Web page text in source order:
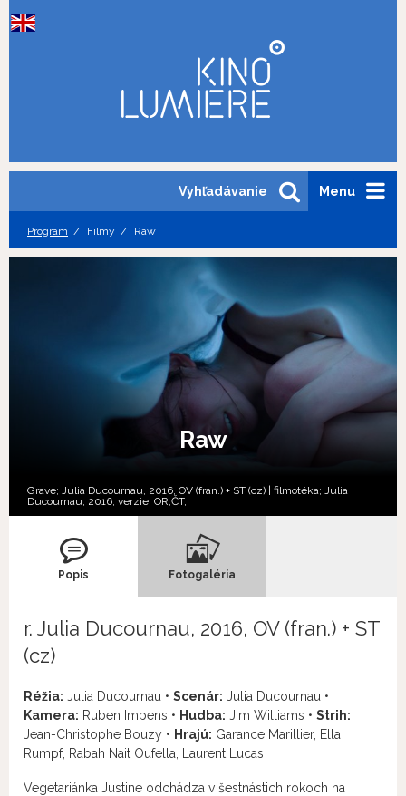
Menu
Vyhľadávanie
Program Filmy Raw
Raw
Grave; Julia Ducournau, 2016, OV (fran.) + ST (cz) | filmotéka; Julia
Ducournau, 2016, verzie: OR, ČT,
Popis Fotogaléria
r. Julia Ducournau, 2016, OV (fran.) + ST
(cz)
Réžia: Julia Ducournau • Scenár: Julia Ducournau •
Kamera: Ruben Impens • Hudba: Jim Williams • Strih:
Jean-Christophe Bouzy • Hrajú: Garance Marillier, Ella
Rumpf, Rabah Nait Oufella, Laurent Lucas
Vegetariánka Justine odchádza v šestnástich rokoch na